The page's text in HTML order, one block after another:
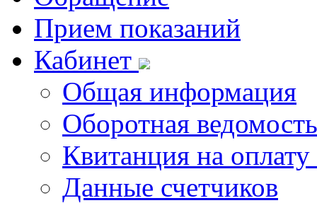
Прием показаний
Кабинет
Общая информация
Оборотная ведомость
Квитанция на
Данные счетчиков